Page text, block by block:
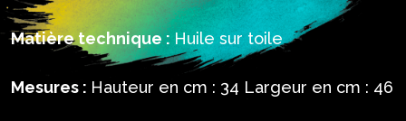
Matière technique : Huile sur toile
Mesures : Hauteur en cm : 34 Largeur en cm : 46